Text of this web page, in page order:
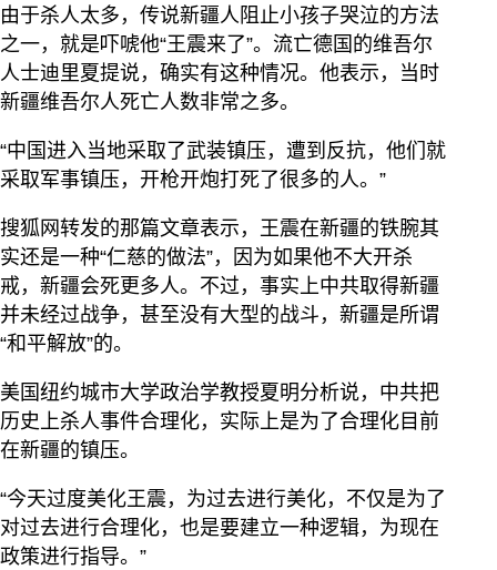
由于杀人太多，传说新疆人阻止小孩子哭泣的方法
之一，就是吓唬他“王震来了”。流亡德国的维吾尔
人士迪里夏提说，确实有这种情况。他表示，当时
新疆维吾尔人死亡人数非常之多。
“中国进入当地采取了武装镇压，遭到反抗，他们就
采取军事镇压，开枪开炮打死了很多的人。”
搜狐网转发的那篇文章表示，王震在新疆的铁腕其
实还是一种“仁慈的做法”，因为如果他不大开杀
戒，新疆会死更多人。不过，事实上中共取得新疆
并未经过战争，甚至没有大型的战斗，新疆是所谓
“和平解放”的。
美国纽约城市大学政治学教授夏明分析说，中共把
历史上杀人事件合理化，实际上是为了合理化目前
在新疆的镇压。
“今天过度美化王震，为过去进行美化，不仅是为了
对过去进行合理化，也是要建立一种逻辑，为现在
政策进行指导。”